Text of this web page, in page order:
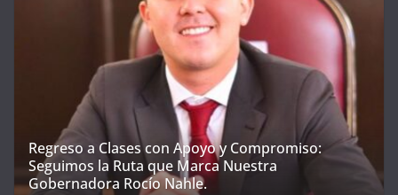
Regreso a Clases con Apoyo y Compromiso:
Seguimos la Ruta que Marca Nuestra
Gobernadora Rocío Nahle.